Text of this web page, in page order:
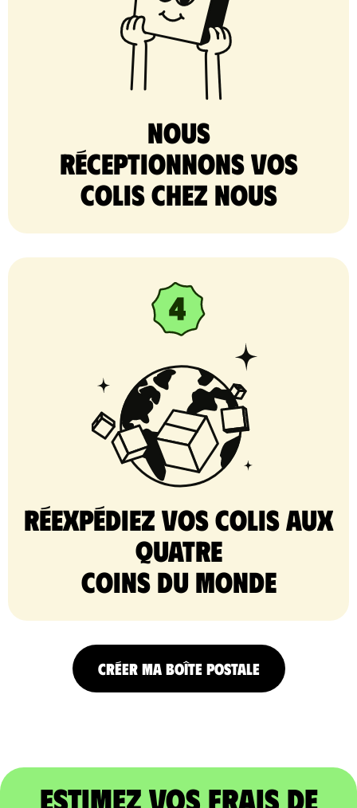
nous
réceptionnons vos
colis chez nous
Réexpédiez vos colis aux
quatre
coins du monde
CRÉER MA BOÎTE POSTALE
Estimez vos frais de